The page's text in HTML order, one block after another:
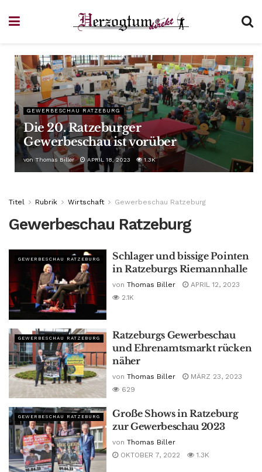
GEWERBESCHAU RATZEBURG
Die 20. Ratzeburger
Gewerbeschau ist vorüber
von Thomas Biller APRIL 18, 2023 1.3K
Titel Rubrik Wirtschaft Gewerbeschau Ratzeburg
Gewerbeschau Ratzeburg
GEWERBESCHAU RATZEBURG
Schlager und bissige Pointen
in Ratzeburgs Riemannhalle
von Thomas Biller
APRIL 12, 2023
2.1K
GEWERBESCHAU RATZEBURG
Ratzeburgs Gewerbeschau
und Ehrenamtsmarkt rücken
näher
von Thomas Biller
MÄRZ 23, 2023
629
GEWERBESCHAU RATZEBURG
Große Shows in Ratzeburg
zur Gewerbeschau 2023
von Thomas Biller
OKTOBER 7, 2022
1.3K